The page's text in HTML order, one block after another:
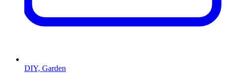
DIY, Garden